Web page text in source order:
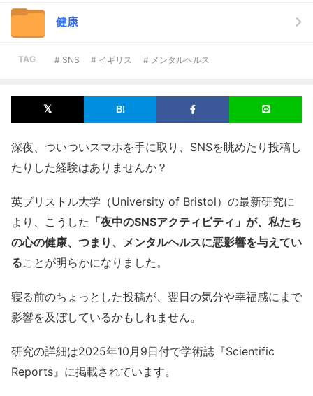
健康
TAG # SNS # イギリス # メンタルヘルス
深夜、ついついスマホを手に取り、SNSを眺めたり投稿し
たりした経験はありませんか？
英ブリストル大学（University of Bristol）の最新研究に
より、こうした 「夜中のSNSアクティビティ」が、私たち
の心の健康、つまり、メンタルヘルスに悪影響を与えてい
ることが明らかになりました。
寝る前のちょっとした投稿が、翌日の気分や幸福感にまで
影響を及ぼしているかもしれません。
研究の詳細は2025年10月9日付で学術誌『Scientific
Reports』に掲載されています。